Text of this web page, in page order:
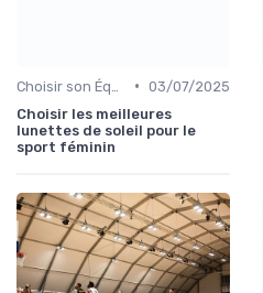
• 03/07/2025
Choisir les meilleures
lunettes de soleil pour le
sport féminin